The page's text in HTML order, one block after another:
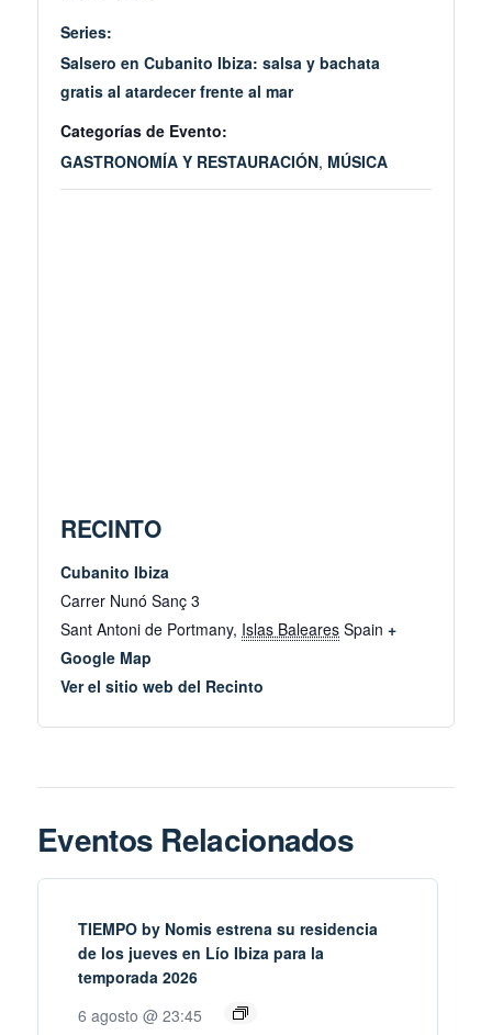
Series:
Salsero en Cubanito Ibiza: salsa y bachata
gratis al atardecer frente al mar
Categorías de Evento:
GASTRONOMÍA Y RESTAURACIÓN, MÚSICA
RECINTO
Cubanito Ibiza
Carrer Nunó Sanç 3
Sant Antoni de Portmany, Islas Baleares Spain +
Google Map
Ver el sitio web del Recinto
Eventos Relacionados
TIEMPO by Nomis estrena su residencia
de los jueves en Lío Ibiza para la
temporada 2026
6 agosto @ 23:45